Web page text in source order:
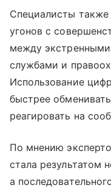
Специалисты
угонов с
между
службами и
Использование
быстрее
реагировать на
По мнению
стала результатом
а